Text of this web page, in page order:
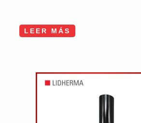
LEER MÁS